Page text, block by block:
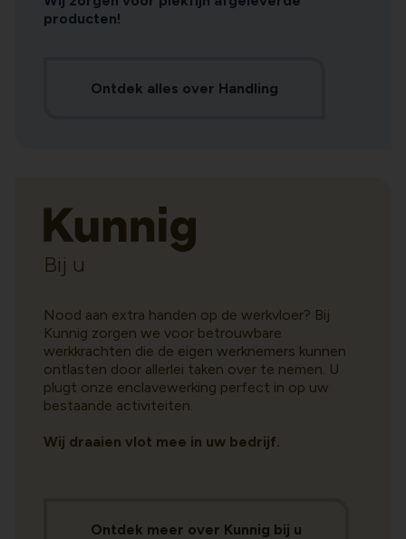
producten!
Ontdek alles over Handling
Bij u
Nood aan extra handen op de werkvloer? Bij
Kunnig zorgen we voor betrouwbare
werkkrachten die de eigen werknemers kunnen
ontlasten door allerlei taken over te nemen. U
plugt onze enclavewerking perfect in op uw
bestaande activiteiten.
Wij draaien vlot mee in uw bedrijf.
Ontdek meer over Kunnig bij u